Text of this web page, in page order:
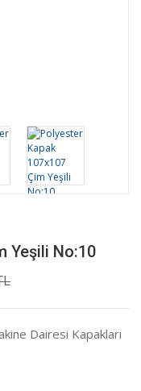
Yeşili No:10
Dairesi Kapakları